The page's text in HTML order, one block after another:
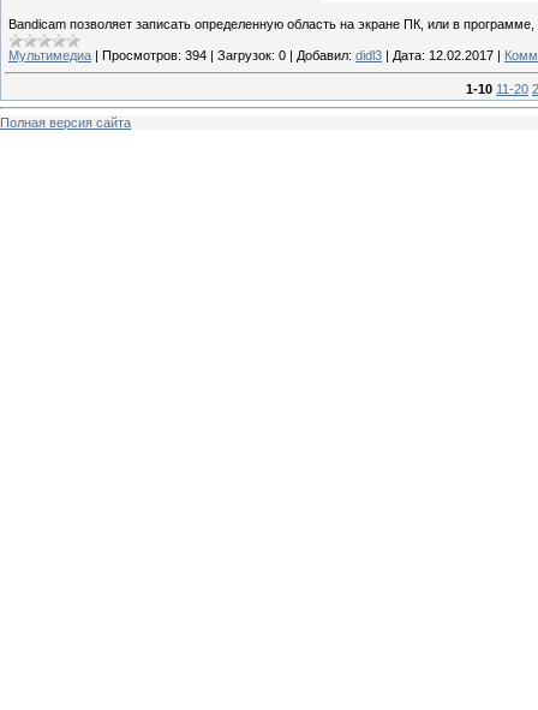
Bandicam позволяет записать определенную область на экране ПК, или в
Мультимедиа | Просмотров: 394 | Загрузок: 0 | Добавил: didl3 | Дата: 12.02.2017 |
1-10 11-20
Полная версия сайта